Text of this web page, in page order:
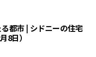
都市 | シドニーの住宅
8日）